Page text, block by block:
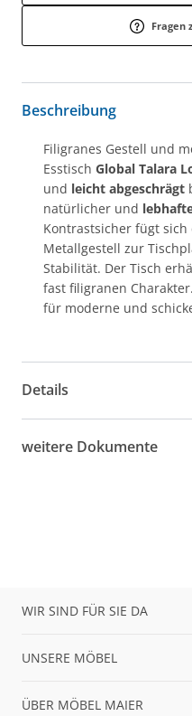
Fragen
Beschreibung
Filigranes Gestell und
Esstisch Global Talara
und leicht abgeschrägt
natürlicher und
Kontrastsicher fügt sich
Metallgestell zur
Stabilität. Der Tisch
fast filigranen
für moderne und
Details
weitere Dokumente
WIR SIND FÜR SIE DA
UNSERE MÖBEL
ÜBER MÖBEL MAIER